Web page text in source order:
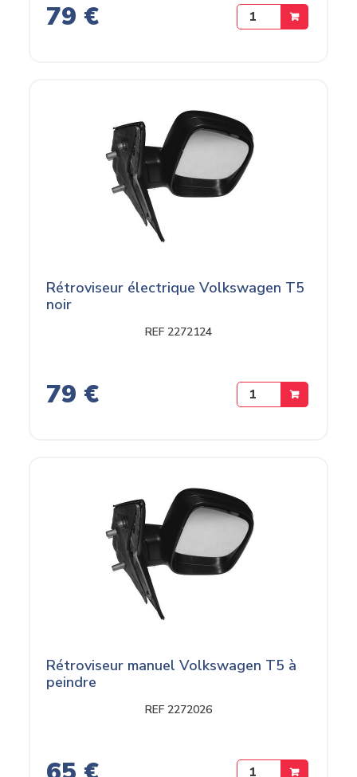
79 €
Rétroviseur électrique Volkswagen T5
noir
REF 2272124
79 €
Rétroviseur manuel Volkswagen T5 à
peindre
REF 2272026